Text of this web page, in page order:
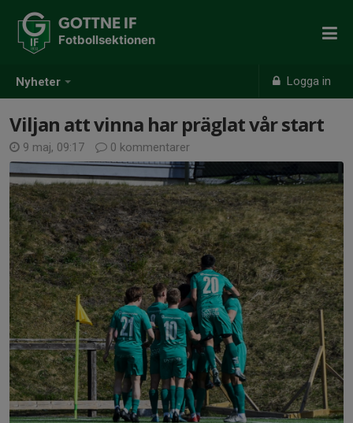
Nyheter Logga in
GOTTNE IF
Fotbollsektionen
Viljan att vinna har präglat vår start
9 maj, 09:17 0 kommentarer